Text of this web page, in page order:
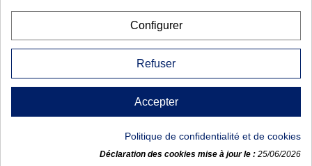
CONTACTEZ-NOUS
Configurer
Refuser
Accepter
Politique de confidentialité et de cookies
Déclaration des cookies mise à jour le : 25/06/2026